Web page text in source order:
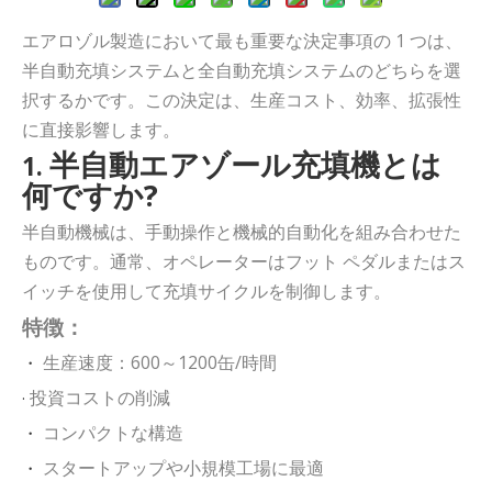
エアロゾル製造において最も重要な決定事項の 1 つは、
半自動充填システムと全自動充填システムのどちらを選
択するかです。この決定は、生産コスト、効率、拡張性
に直接影響します。
1. 半自動エアゾール充填機とは
何ですか?
半自動機械は、手動操作と機械的自動化を組み合わせた
ものです。通常、オペレーターはフット ペダルまたはス
イッチを使用して充填サイクルを制御します。
特徴：
・ 生産速度：600～1200缶/時間
· 投資コストの削減
・ コンパクトな構造
・ スタートアップや小規模工場に最適